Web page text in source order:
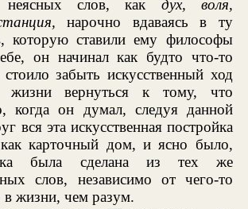
неясных слов, как дух, воля,
нарочно вдаваясь в ту
которую ставили ему философы
он начинал как будто что-то
забыть искусственный ход
вернуться к тому, что
когда он думал, следуя данной
вся эта искусственная постройка
как карточный дом, и ясно было,
была сделана из тех же
слов, независимо от чего-то
в жизни, чем разум.